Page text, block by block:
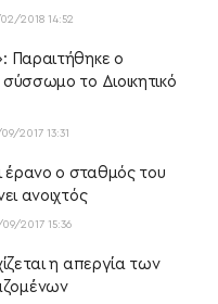
2018 14:52
Παραιτήθηκε ο
το Διοικητικό
2017 13:31
έρανο ο σταθμός του
ανοιχτός
2017 15:36
η απεργία των